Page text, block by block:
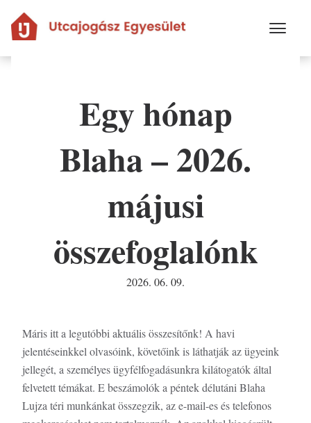
tartalomra
Egy hónap
Blaha – 2026.
májusi
összefoglalónk
2026. 06. 09.
Máris itt a legutóbbi aktuális összesítőnk! A havi
jelentéseinkkel olvasóink, követőink is láthatják az ügyeink
jellegét, a személyes ügyfélfogadásunkra kilátogatók által
felvetett témákat. E beszámolók a péntek délutáni Blaha
Lujza téri munkánkat összegzik, az e-mail-es és telefonos